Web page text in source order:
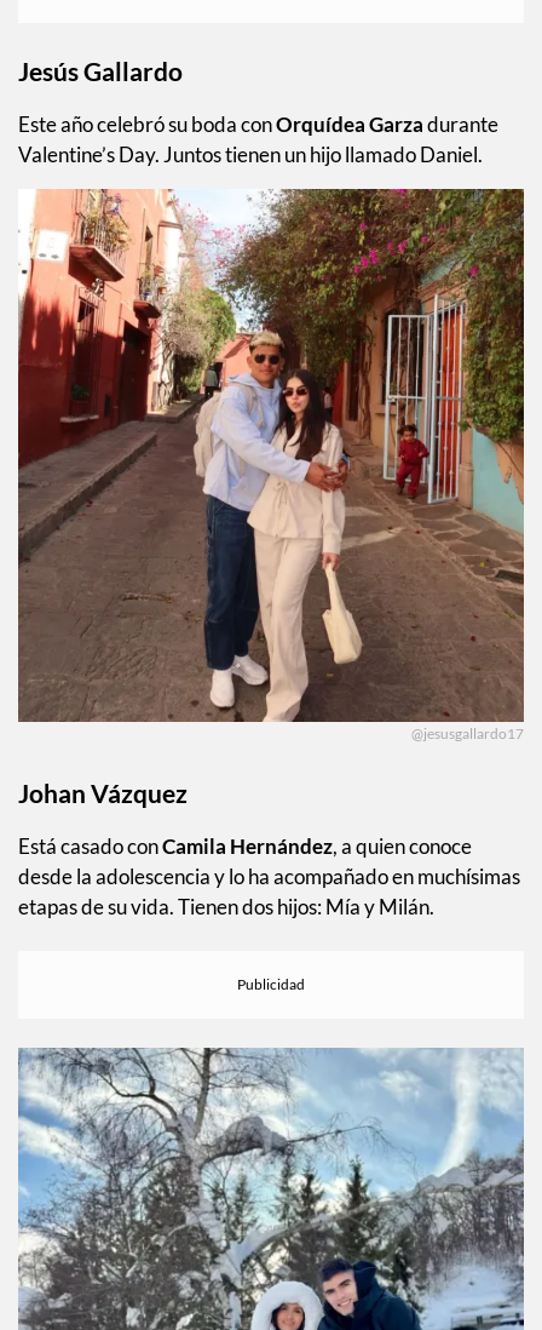
Jesús Gallardo
Este año celebró su boda conOrquídea Garzadurante
Valentine’s Day. Juntos tienen un hijo llamado Daniel.
@jesusgallardo17
Johan Vázquez
Está casado conCamila Hernández, a quien conoce
desde la adolescencia y lo ha acompañado en muchísimas
etapas de su vida. Tienen dos hijos: Mía y Milán.